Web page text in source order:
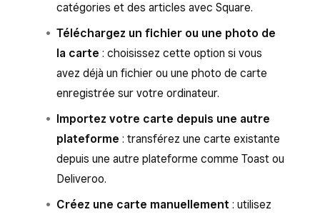
catégories et des articles avec Square.
Téléchargez un fichier ou une photo de
la carte : choisissez cette option si vous
avez déjà un fichier ou une photo de carte
enregistrée sur votre ordinateur.
Importez votre carte depuis une autre
plateforme : transférez une carte existante
depuis une autre plateforme comme Toast ou
Deliveroo.
Créez une carte manuellement : utilisez